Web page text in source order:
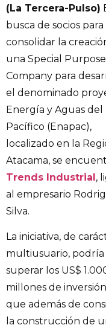
(La Tercera-Pulso)
busca de socios para
consolidar la
una Special Purpose
Company para
el denominado
Energía y Aguas del
Pacífico (Enapac),
localizado en la
Atacama, se
Trends Industrial,
al empresario
Silva.
La iniciativa, de
multiusuario, podría
superar los US$
millones de
que además de
la construcción de